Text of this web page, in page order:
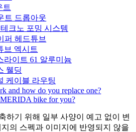
트
트 드롭아웃
테크노 포밍 시스템
퍼 헤드튜브
브 엑시트
라이트 61 알루미늄
웰딩
케이블 라우팅
and how do you replace one?
bike for you?
하기 위해 일부 사양이 예고 없이 변
의 스펙과 이미지에 반영되지 않을